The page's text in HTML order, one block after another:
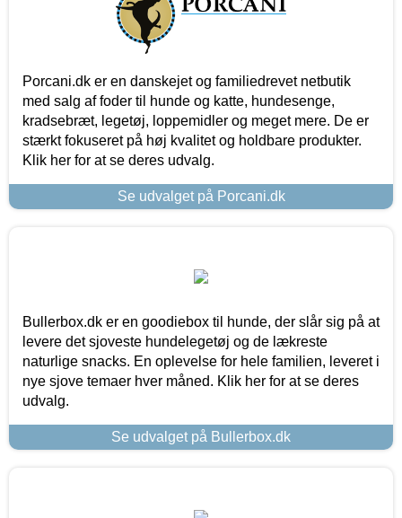
Porcani.dk er en danskejet og familiedrevet netbutik
med salg af foder til hunde og katte, hundesenge,
kradsebræt, legetøj, loppemidler og meget mere. De er
stærkt fokuseret på høj kvalitet og holdbare produkter.
Klik her for at se deres udvalg.
Se udvalget på Porcani.dk
Bullerbox.dk er en goodiebox til hunde, der slår sig på at
levere det sjoveste hundelegetøj og de lækreste
naturlige snacks. En oplevelse for hele familien, leveret i
nye sjove temaer hver måned. Klik her for at se deres
udvalg.
Se udvalget på Bullerbox.dk